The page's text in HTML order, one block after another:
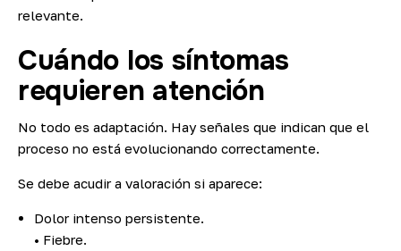
relevante.
Cuándo los síntomas
requieren atención
No todo es adaptación. Hay señales que indican que el
proceso no está evolucionando correctamente.
Se debe acudir a valoración si aparece:
Dolor intenso persistente.
• Fiebre.